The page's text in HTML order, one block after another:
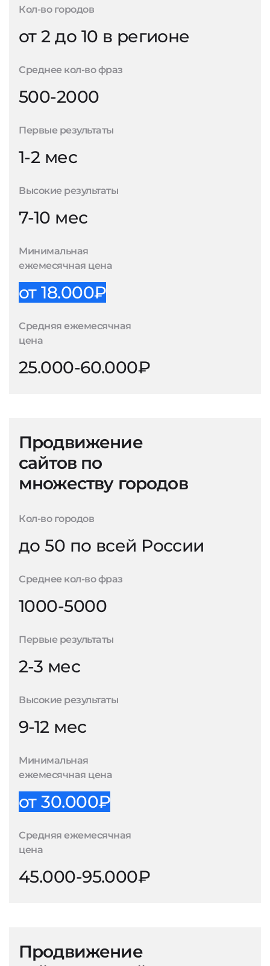
Кол-во городов
от 2 до 10 в регионе
Среднее кол-во фраз
500-2000
Первые результаты
1-2 мес
Высокие результаты
7-10 мес
Минимальная
ежемесячная цена
от 18.000₽
Средняя ежемесячная
цена
25.000-60.000₽
Продвижение
сайтов по
множеству городов
Кол-во городов
до 50 по всей России
Среднее кол-во фраз
1000-5000
Первые результаты
2-3 мес
Высокие результаты
9-12 мес
Минимальная
ежемесячная цена
от 30.000₽
Средняя ежемесячная
цена
45.000-95.000₽
Продвижение